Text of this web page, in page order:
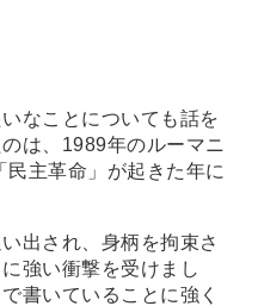
なことについても話を
は、1989年のルーマニ
主革命」が起きた年に
出され、身柄を拘束さ
強い衝撃を受けまし
書いていることに強く